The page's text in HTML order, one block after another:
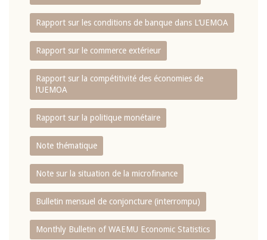
Rapport sur les conditions de banque dans L‘UEMOA
Rapport sur le commerce extérieur
Rapport sur la compétitivité des économies de
l‘UEMOA
Rapport sur la politique monétaire
Note thématique
Note sur la situation de la microfinance
Bulletin mensuel de conjoncture (interrompu)
Monthly Bulletin of WAEMU Economic Statistics